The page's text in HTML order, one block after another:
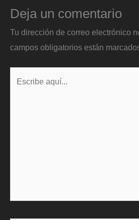
Deja un comentario
Tu dirección de correo electrónico
campos obligatorios están